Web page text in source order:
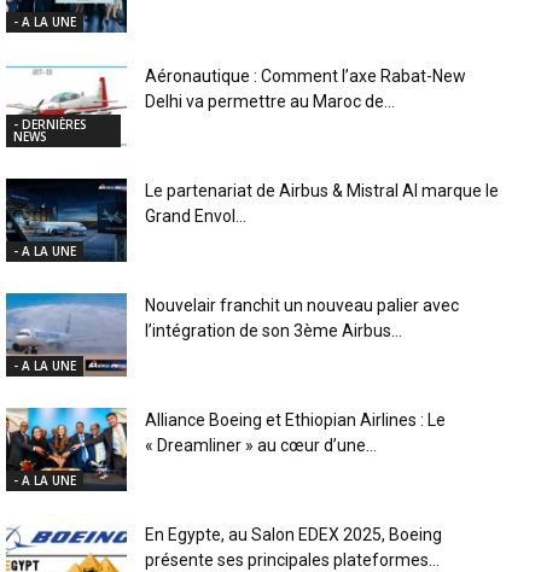
- A LA UNE
- DERNIÈRES
NEWS
Aéronautique : Comment l’axe Rabat-New
Delhi va permettre au Maroc de...
- A LA UNE
Le partenariat de Airbus & Mistral AI marque le
Grand Envol...
- A LA UNE
Nouvelair franchit un nouveau palier avec
l’intégration de son 3ème Airbus...
- A LA UNE
Alliance Boeing et Ethiopian Airlines : Le
« Dreamliner » au cœur d’une...
En Egypte, au Salon EDEX 2025, Boeing
présente ses principales plateformes...